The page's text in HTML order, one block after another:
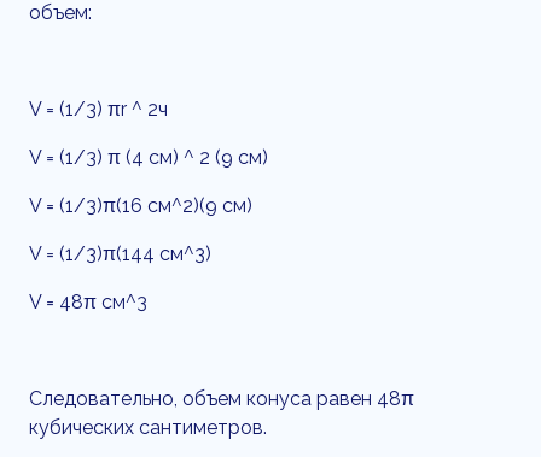
объем:
V = (1/3) πr ^ 2ч
V = (1/3) π (4 см) ^ 2 (9 см)
V = (1/3)π(16 см^2)(9 см)
V = (1/3)π(144 см^3)
V = 48π см^3
Следовательно, объем конуса равен 48π
кубических сантиметров.